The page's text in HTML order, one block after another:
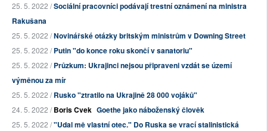
25. 5. 2022 /Sociální pracovníci podávají trestní oznámení na ministra
Rakušana
25. 5. 2022 /Novinářské otázky britským ministrům v Downing Street
25. 5. 2022 /Putin "do konce roku skončí v sanatoriu"
25. 5. 2022 /Průzkum: Ukrajinci nejsou připraveni vzdát se území
výměnou za mír
25. 5. 2022 /Rusko "ztratilo na Ukrajině 28 000 vojáků"
24. 5. 2022 /Boris Cvek Goethe jako náboženský člověk
25. 5. 2022 /"Udal mě vlastní otec." Do Ruska se vrací stalinistická